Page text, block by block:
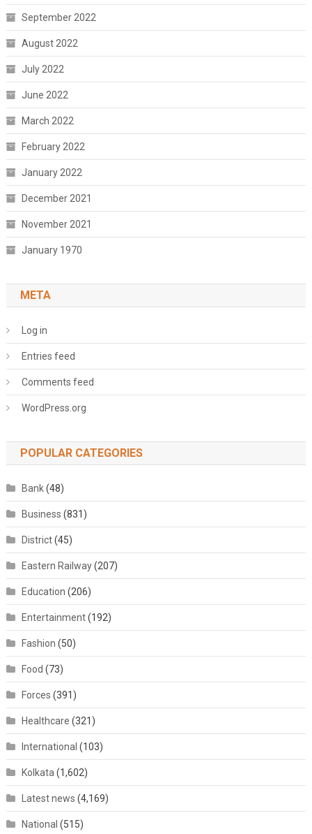
September 2022
August 2022
July 2022
June 2022
March 2022
February 2022
January 2022
December 2021
November 2021
January 1970
META
Log in
Entries feed
Comments feed
WordPress.org
POPULAR CATEGORIES
Bank(48)
Business (831)
District(45)
Eastern Railway(207)
Education (206)
Entertainment(192)
Fashion (50)
Food (73)
Forces (391)
Healthcare (321)
International (103)
Kolkata (1,602)
Latest news (4,169)
National (515)